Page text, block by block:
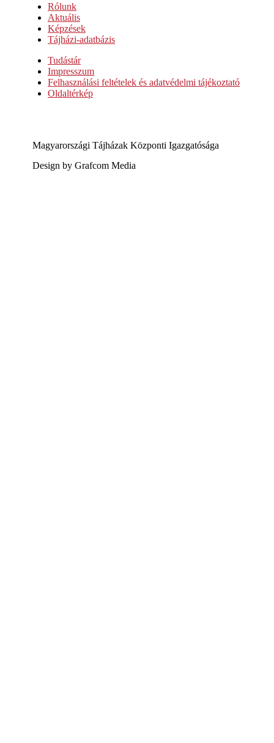
Rólunk
Aktuális
Képzések
Tájházi-adatbázis
Tudástár
Impresszum
Felhasználási feltételek és adatvédelmi tájékoztató
Oldaltérkép
Magyarországi Tájházak Központi Igazgatósága
Design by Grafcom Media